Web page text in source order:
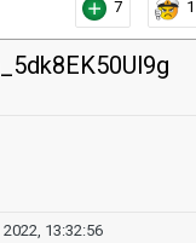
7 1
13:32:56